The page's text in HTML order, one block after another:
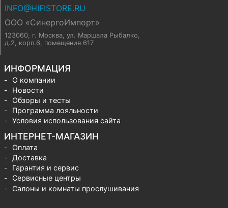
INFO@HIFISTORE.RU
ООО «СинергоИмпорт»
123060, г. Москва, ул. Маршала Рыбалко,
д.2, корп.6, помещение 617
ИНФОРМАЦИЯ
О компании
Новости
Обзоры и тесты
Программа лояльности
Условия использования сайта
ИНТЕРНЕТ-МАГАЗИН
Оплата
Доставка
Гарантия и сервис
Сервисные центры
Салоны и комнаты прослушивания